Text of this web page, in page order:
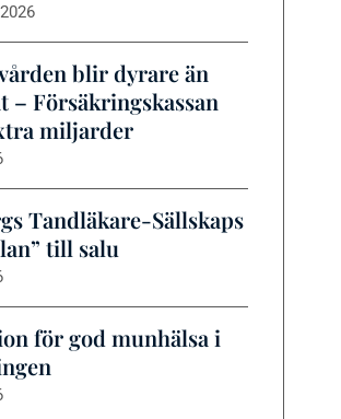
blir dyrare än
– Försäkringskassan
miljarder
Tandläkare-Sällskaps
till salu
för god munhälsa i